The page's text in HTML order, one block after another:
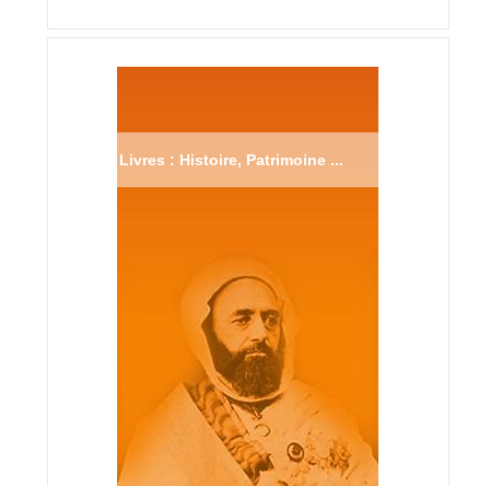
Livres : Histoire, Patrimoine ...